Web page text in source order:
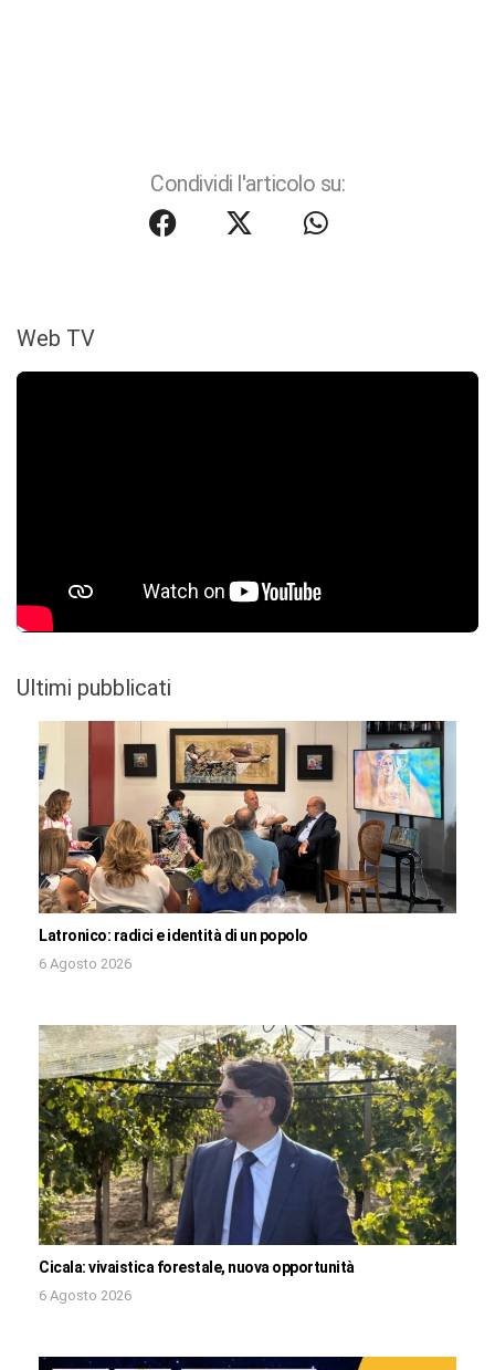
Condividi l'articolo su:
Web TV
Ultimi pubblicati
Latronico: radici e identità di un popolo
6 Agosto 2026
Cicala: vivaistica forestale, nuova opportunità
6 Agosto 2026